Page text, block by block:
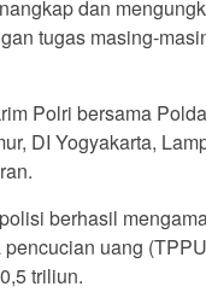
dan
tugas masing-
Polri bersama
DI Yogyakarta,
berhasil
uang
triliun.